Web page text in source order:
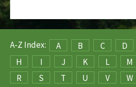
A-Z Index: A B C D
H
I J K L M
R
S T U V W